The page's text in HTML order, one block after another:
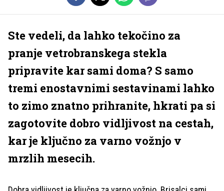
Ste vedeli, da lahko tekočino za
pranje vetrobranskega stekla
pripravite kar sami doma? S samo
tremi enostavnimi sestavinami lahko
to zimo znatno prihranite, hkrati pa si
zagotovite dobro vidljivost na cestah,
kar je ključno za varno vožnjo v
mrzlih mesecih.